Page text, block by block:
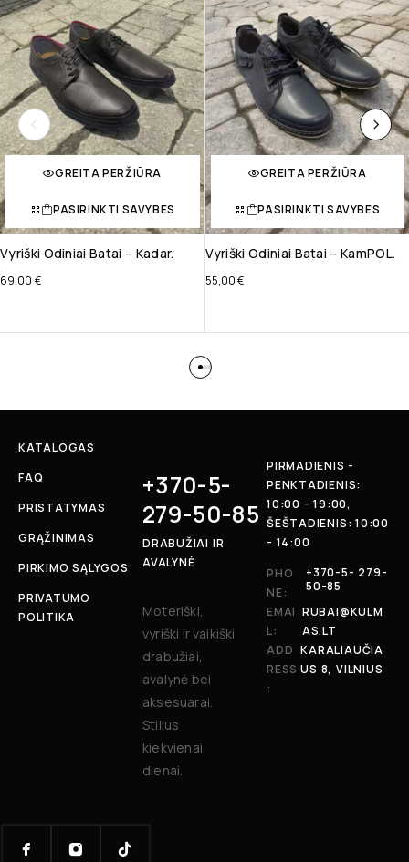
GREITA PERŽIŪRA
PASIRINKTI SAVYBES
Vyriški Odiniai Batai – Kadar.
69,00 €
GREITA PERŽIŪRA
PASIRINKTI SAVYBES
Vyriški Odiniai Batai – KamPOL.
55,00€
KATALOGAS
FAQ
PRISTATYMAS
GRĄŽINIMAS
PIRKIMO SĄLYGOS
PRIVATUMO
POLITIKA
+370-5-
279-50-85
DRABUŽIAI IR
AVALYNĖ
Moteriški,
vyriški ir vaikiški
drabužiai,
avalynė bei
aksesuarai.
Stilius
kiekvienai
dienai.
PIRMADIENIS -
PENKTADIENIS:
10:00 - 19:00,
ŠEŠTADIENIS: 10:00
- 14:00
PHO
NE:
+370-5- 279-
50-85
EMAI
L:
RUBAI@KULM
AS.LT
ADD
RESS
:
KARALIAUČIA
US 8, VILNIUS